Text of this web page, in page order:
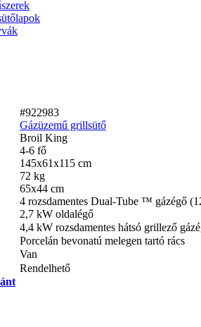
#922983
Gázüzemű grillsütő
Broil King
4-6 fő
145x61x115 cm
72 kg
65x44 cm
4 rozsdamentes Dual-Tube ™ gázégő
2,7 kW oldalégő
4,4 kW rozsdamentes hátsó grillező
Porcelán bevonatú melegen tartó rács
Van
Rendelhető